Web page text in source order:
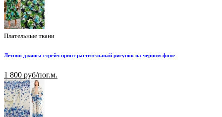
Плательные ткани
Летняя джинса стрейч принт растительный рисунок на черном фоне
1 800 руб/пог.м.